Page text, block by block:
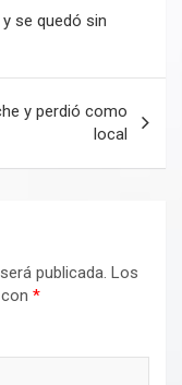
se quedó sin
y perdió como
local
publicada. Los
*